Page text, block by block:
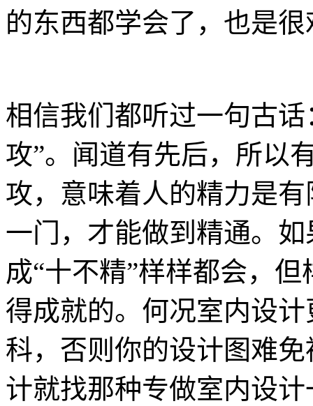
的东西都学会了，也是
相信我们都听过一句古
攻”。闻道有先后，所以
攻，意味着人的精力是
一门，才能做到精通。
成“十不精”样样都会，
得成就的。何况室内设
科，否则你的设计图难
计就找那种专做室内设